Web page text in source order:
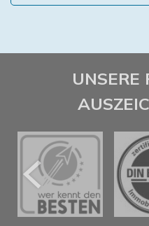
UNSERE